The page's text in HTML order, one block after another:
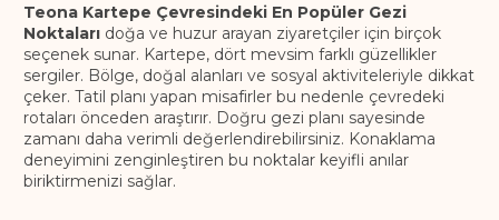
Teona Kartepe Çevresindeki En Popüler Gezi
Noktaları doğa ve huzur arayan ziyaretçiler için birçok
seçenek sunar. Kartepe, dört mevsim farklı güzellikler
sergiler. Bölge, doğal alanları ve sosyal aktiviteleriyle dikkat
çeker. Tatil planı yapan misafirler bu nedenle çevredeki
rotaları önceden araştırır. Doğru gezi planı sayesinde
zamanı daha verimli değerlendirebilirsiniz. Konaklama
deneyimini zenginleştiren bu noktalar keyifli anılar
biriktirmenizi sağlar.